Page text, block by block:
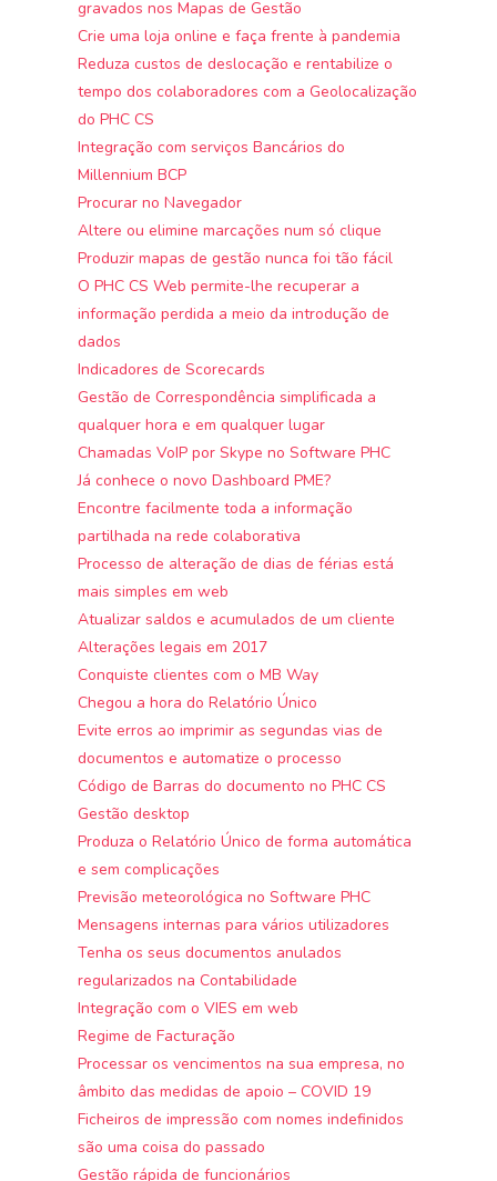
gravados nos Mapas de Gestão
Crie uma loja online e faça frente à pandemia
Reduza custos de deslocação e rentabilize o
tempo dos colaboradores com a Geolocalização
do PHC CS
Integração com serviços Bancários do
Millennium BCP
Procurar no Navegador
Altere ou elimine marcações num só clique
Produzir mapas de gestão nunca foi tão fácil
O PHC CS Web permite-lhe recuperar a
informação perdida a meio da introdução de
dados
Indicadores de Scorecards
Gestão de Correspondência simplificada a
qualquer hora e em qualquer lugar
Chamadas VoIP por Skype no Software PHC
Já conhece o novo Dashboard PME?
Encontre facilmente toda a informação
partilhada na rede colaborativa
Processo de alteração de dias de férias está
mais simples em web
Atualizar saldos e acumulados de um cliente
Alterações legais em 2017
Conquiste clientes com o MB Way
Chegou a hora do Relatório Único
Evite erros ao imprimir as segundas vias de
documentos e automatize o processo
Código de Barras do documento no PHC CS
Gestão desktop
Produza o Relatório Único de forma automática
e sem complicações
Previsão meteorológica no Software PHC
Mensagens internas para vários utilizadores
Tenha os seus documentos anulados
regularizados na Contabilidade
Integração com o VIES em web
Regime de Facturação
Processar os vencimentos na sua empresa, no
âmbito das medidas de apoio – COVID 19
Ficheiros de impressão com nomes indefinidos
são uma coisa do passado
Gestão rápida de funcionários